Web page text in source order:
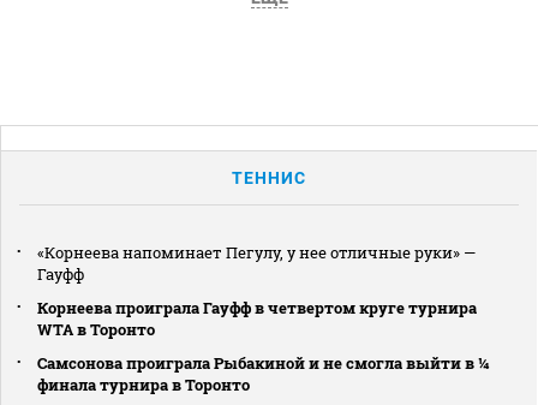
ТЕННИС
«Корнеева напоминает Пегулу, у нее отличные руки» —
Гауфф
Корнеева проиграла Гауфф в четвертом круге турнира
WTA в Торонто
Самсонова проиграла Рыбакиной и не смогла выйти в ¼
финала турнира в Торонто